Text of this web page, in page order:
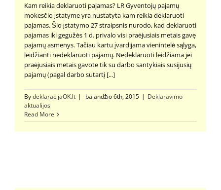
Kam reikia deklaruoti pajamas? LR Gyventojų pajamų
mokesčio įstatyme yra nustatyta kam reikia deklaruoti
pajamas. Šio įstatymo 27 straipsnis nurodo, kad deklaruoti
pajamas iki gegužės 1 d. privalo visi praėjusiais metais gavę
pajamų asmenys. Tačiau kartu įvardijama vienintelė sąlyga,
leidžianti nedeklaruoti pajamų. Nedeklaruoti leidžiama jei
praėjusiais metais gavote tik su darbo santykiais susijusių
pajamų (pagal darbo sutartį [...]
BydeklaracijaOK.lt | balandžio 6th, 2015 | Deklaravimo
aktualijos
Read More